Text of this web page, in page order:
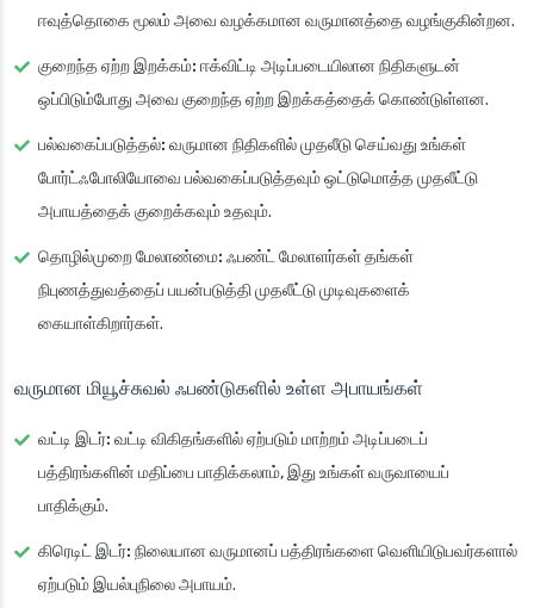
ஈவுத்தொகை மூலம் அவை வழக்கமான வருமானத்தை வழங்குகின்றன.
குறைந்த ஏற்ற இறக்கம்: ஈக்விட்டி அடிப்படையிலான நிதிகளுடன்
ஒப்பிடும்போது அவை குறைந்த ஏற்ற இறக்கத்தைக் கொண்டுள்ளன.
பல்வகைப்படுத்தல்: வருமான நிதிகளில் முதலீடு செய்வது உங்கள்
போர்ட்ஃபோலியோவை பல்வகைப்படுத்தவும் ஒட்டுமொத்த முதலீட்டு
அபாயத்தைக் குறைக்கவும் உதவும்.
தொழில்முறை மேலாண்மை: ஃபண்ட் மேலாளர்கள் தங்கள்
நிபுணத்துவத்தைப் பயன்படுத்தி முதலீட்டு முடிவுகளைக்
கையாள்கிறார்கள்.
வருமான மியூச்சுவல் ஃபண்டுகளில் உள்ள அபாயங்கள்
வட்டி இடர்: வட்டி விகிதங்களில் ஏற்படும் மாற்றம் அடிப்படைப்
பத்திரங்களின் மதிப்பை பாதிக்கலாம், இது உங்கள் வருவாயைப்
பாதிக்கும்.
கிரெடிட் இடர்: நிலையான வருமானப் பத்திரங்களை வெளியிடுபவர்களால்
ஏற்படும் இயல்புநிலை அபாயம்.